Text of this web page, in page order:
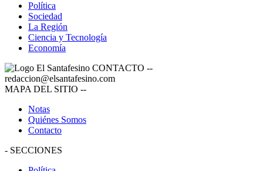
Política
Sociedad
La Región
Ciencia y Tecnología
Economía
CONTACTO --
redaccion@elsantafesino.com
MAPA DEL SITIO --
Notas
Quiénes Somos
Contacto
- SECCIONES